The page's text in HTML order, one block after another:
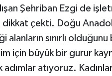
Şehriban Ezgi de
dikkat çekti. Doğu
alanların sınırlı
için büyük bir gurur
atıyoruz.